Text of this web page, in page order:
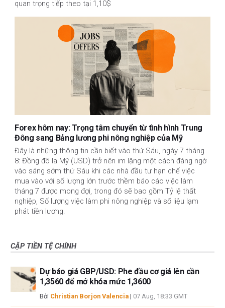
quan trọng tiếp theo tại 1,10$
Forex hôm nay: Trọng tâm chuyển từ tình hình Trung
Đông sang Bảng lương phi nông nghiệp của Mỹ
Đây là những thông tin cần biết vào thứ Sáu, ngày 7 tháng
8: Đồng đô la Mỹ (USD) trở nên im lặng một cách đáng ngờ
vào sáng sớm thứ Sáu khi các nhà đầu tư hạn chế việc
mua vào với số lượng lớn trước thềm báo cáo việc làm
tháng 7 được mong đợi, trong đó sẽ bao gồm Tỷ lệ thất
nghiệp, Số lượng việc làm phi nông nghiệp và số liệu lạm
phát tiền lương.
CẶP TIỀN TỆ CHÍNH
Dự báo giá GBP/USD: Phe đầu cơ giá lên cần
1,3560 để mở khóa mức 1,3600
Bởi Christian Borjon Valencia | 07 Aug, 18:33 GMT